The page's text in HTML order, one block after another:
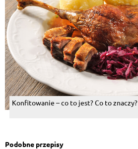
Konfitowanie – co to jest? Co to znaczy?
Podobne przepisy